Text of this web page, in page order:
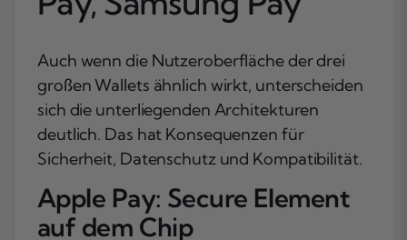
Auch wenn die Nutzeroberfläche der drei
großen Wallets ähnlich wirkt, unterscheiden
sich die unterliegenden Architekturen
deutlich. Das hat Konsequenzen für
Sicherheit, Datenschutz und Kompatibilität.
Apple Pay: Secure Element
auf dem Chip